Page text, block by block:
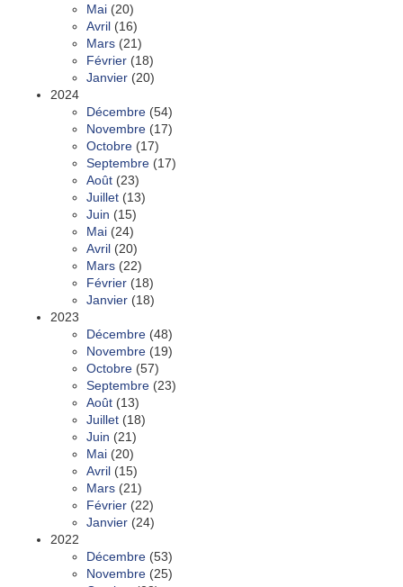
Mai (20)
Avril (16)
Mars (21)
Février (18)
Janvier (20)
2024
Décembre (54)
Novembre (17)
Octobre (17)
Septembre (17)
Août (23)
Juillet (13)
Juin (15)
Mai (24)
Avril (20)
Mars (22)
Février (18)
Janvier (18)
2023
Décembre (48)
Novembre (19)
Octobre (57)
Septembre (23)
Août (13)
Juillet (18)
Juin (21)
Mai (20)
Avril (15)
Mars (21)
Février (22)
Janvier (24)
2022
Décembre (53)
Novembre (25)